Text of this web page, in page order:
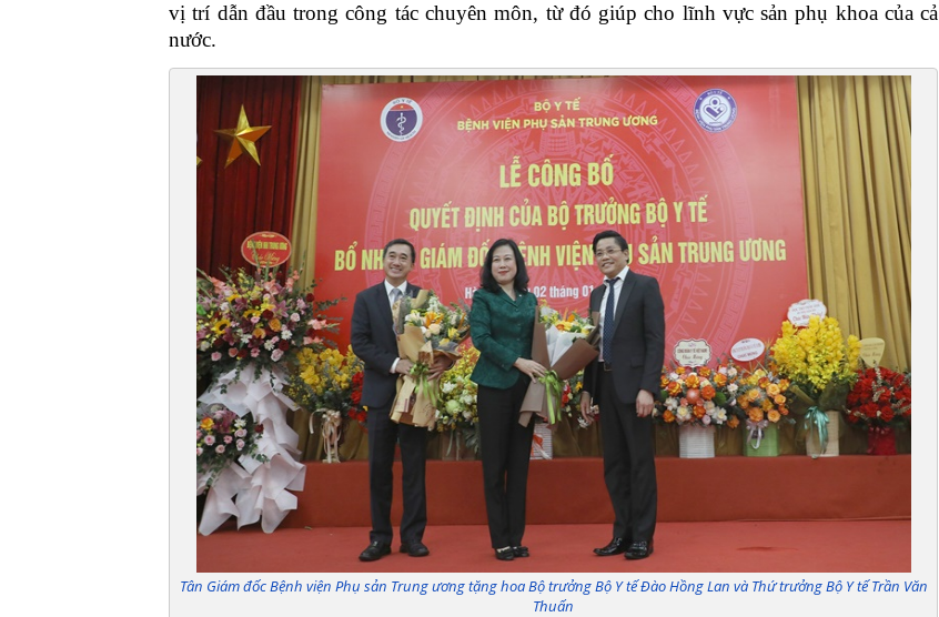
vị trí dẫn đầu trong công tác chuyên môn, từ đó giúp cho lĩnh vực sản phụ khoa của cả
nước.
Tân Giám đốc Bệnh viện Phụ sản Trung ương tặng hoa Bộ trưởng Bộ Y tế Đào Hồng Lan và Thứ trưởng Bộ Y tế Trần Văn
Thuấn